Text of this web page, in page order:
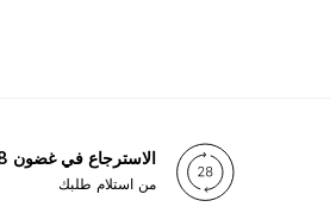
الاسترجاع في غضون 28 يومًا
من استلام طلبك